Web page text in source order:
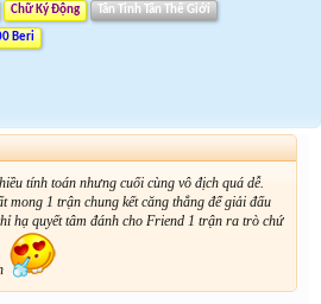
Chữ Ký Động Tân Tinh Tân Thế Giới
Beri
tính toán nhưng cuối cùng vô địch quá dễ.
mong 1 trận chung kết căng thẳng để giải đấu
hạ quyết tâm đánh cho Friend 1 trận ra trò chứ